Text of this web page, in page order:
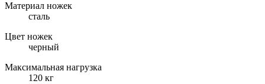
Материал ножек
сталь
Цвет ножек
черный
Максимальная нагрузка
120 кг